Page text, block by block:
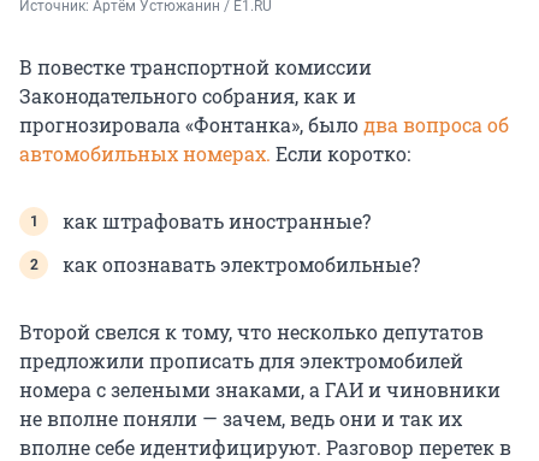
Источник: Артём Устюжанин / E1.RU
В повестке транспортной комиссии
Законодательного собрания, как и
прогнозировала «Фонтанка», былодва вопроса об
автомобильных номерах. Если коротко:
как штрафовать иностранные?
как опознавать электромобильные?
Второй свелся к тому, что несколько депутатов
предложили прописать для электромобилей
номера с зелеными знаками, а ГАИ и чиновники
не вполне поняли — зачем, ведь они и так их
вполне себе идентифицируют. Разговор перетек в